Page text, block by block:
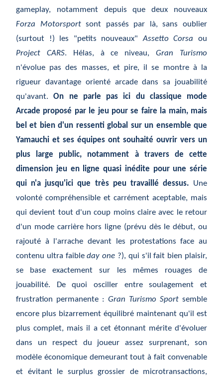
gameplay, notamment depuis que deux nouveaux
Forza Motorsportsont passés par là, sans oublier
(surtout !) les "petits nouveaux"Assetto Corsa ou
Project CARS. Hélas, à ce niveau,Gran Turismo
n'évolue pas des masses, et pire, il se montre à la
rigueur davantage orienté arcade dans sa jouabilité
qu'avant.On ne parle pas ici du classique mode
Arcade proposé par le jeu pour se faire la main, mais
bel et bien d'un ressenti global sur un ensemble que
Yamauchi et ses équipes ont souhaité ouvrir vers un
plus large public, notamment à travers de cette
dimension jeu en ligne quasi inédite pour une série
qui n'a jusqu'ici que très peu travaillé dessus. Une
volonté compréhensible et carrément aceptable, mais
qui devient tout d'un coup moins claire avec le retour
d'un mode carrière hors ligne (prévu dès le début, ou
rajouté à l'arrache devant les protestations face au
contenu ultra faibleday one ?), qui s'il fait bien plaisir,
se base exactement sur les mêmes rouages de
jouabilité. De quoi osciller entre soulagement et
frustration permanente : Gran Turismo Sport semble
encore plus bizarrement équilibré maintenant qu'il est
plus complet, mais il a cet étonnant mérite d'évoluer
dans un respect du joueur assez surprenant, son
modèle économique demeurant tout à fait convenable
et évitant le surplus grossier de microtransactions,